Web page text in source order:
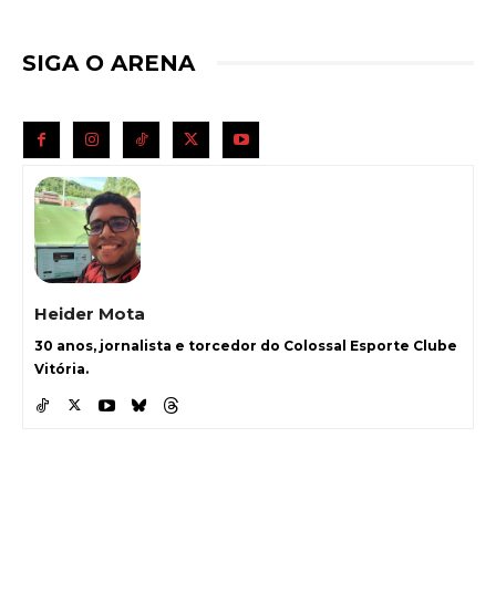
SIGA O ARENA
Heider Mota
30 anos, jornalista e torcedor do Colossal Esporte Clube
Vitória.